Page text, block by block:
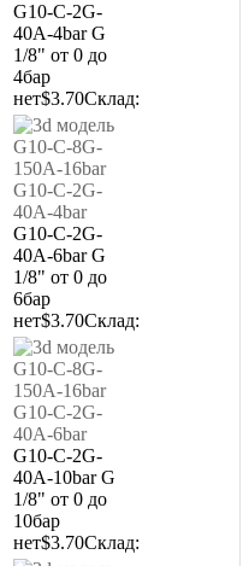
G10-C-2G-
40A-4barG
1/8" от 0 до
4бар
нет$3.70Склад:
G10-C-2G-
40A-6barG
1/8" от 0 до
6бар
нет$3.70Склад:
G10-C-2G-
40A-10barG
1/8" от 0 до
10бар
нет$3.70Склад: